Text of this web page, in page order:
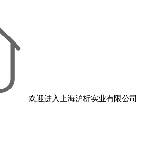
欢迎进入上海沪析实业有限公司